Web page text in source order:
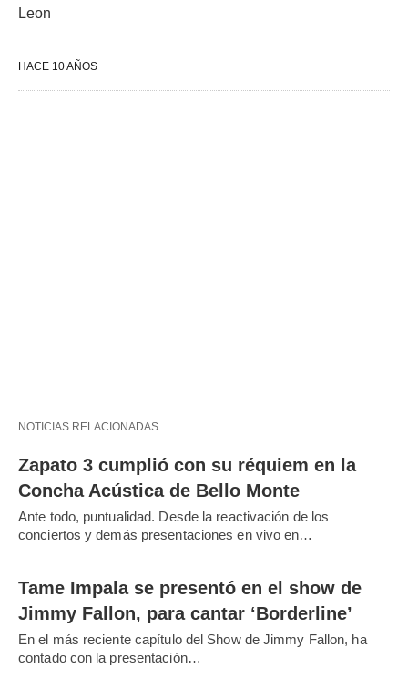
Leon
HACE 10 AÑOS
NOTICIAS RELACIONADAS
Zapato 3 cumplió con su réquiem en la
Concha Acústica de Bello Monte
Ante todo, puntualidad. Desde la reactivación de los
conciertos y demás presentaciones en vivo en…
Tame Impala se presentó en el show de
Jimmy Fallon, para cantar ‘Borderline’
En el más reciente capítulo del Show de Jimmy Fallon, ha
contado con la presentación…